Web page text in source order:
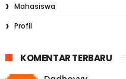
Mahasiswa
Profil
KOMENTAR TERBARU